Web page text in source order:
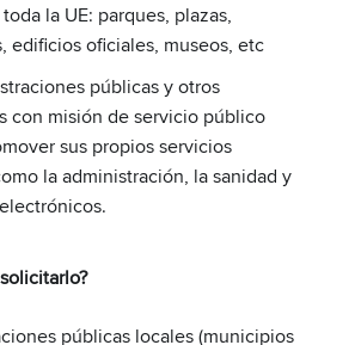
la UE: parques, plazas,
edificios oficiales, museos, etc
públicas y otros
con misión de servicio público
sus propios servicios
la administración, la sanidad y
públicas locales (municipios